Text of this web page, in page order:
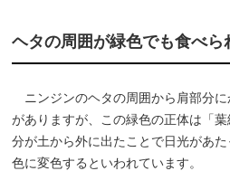
ヘタの周囲が緑色でも食べら
ニンジンのヘタの周囲から肩部分
がありますが、この緑色の正体は「
分が土から外に出たことで日光があ
色に変色するといわれています。